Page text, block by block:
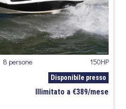
8 persone 150HP
Disponibile presso
Illimitato a €389/mese